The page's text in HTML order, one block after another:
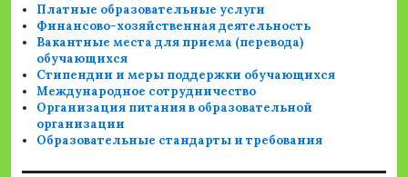
Платные образовательные услуги
Финансово-хозяйственная деятельность
Вакантные места для приема (перевода)
обучающихся
Стипендии и меры поддержки обучающихся
Международное сотрудничество
Организация питания в образовательной
организации
Образовательные стандарты и требования